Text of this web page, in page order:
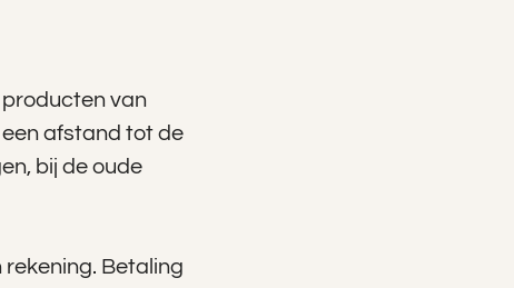
producten van
afstand tot de
bij de oude
rekening. Betaling